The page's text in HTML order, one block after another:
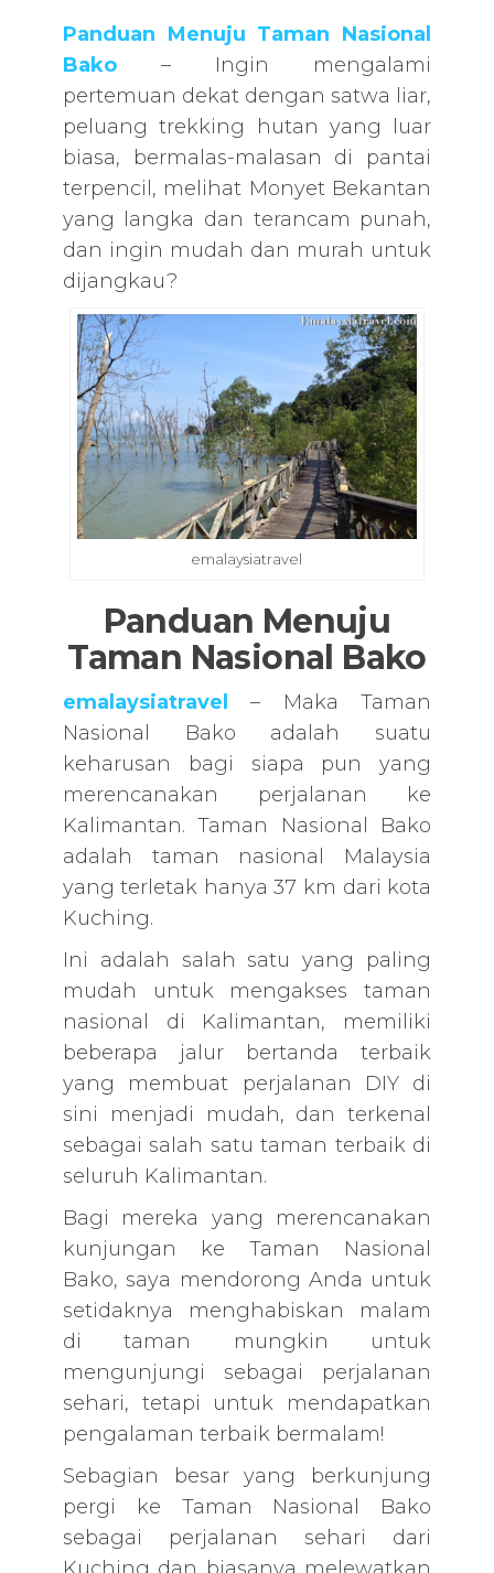
Panduan Menuju Taman Nasional
Bako– Ingin mengalami
pertemuan dekat dengan satwa liar,
peluang trekking hutan yang luar
biasa, bermalas-malasan di pantai
terpencil, melihat Monyet Bekantan
yang langka dan terancam punah,
dan ingin mudah dan murah untuk
dijangkau?
emalaysiatravel
Panduan Menuju
Taman Nasional Bako
emalaysiatravel
– Maka Taman
Nasional Bako adalah suatu
keharusan bagi siapa pun yang
merencanakan perjalanan ke
Kalimantan. Taman Nasional Bako
adalah taman nasional Malaysia
yang terletak hanya 37 km dari kota
Kuching.
Ini adalah salah satu yang paling
mudah untuk mengakses taman
nasional di Kalimantan, memiliki
beberapa jalur bertanda terbaik
yang membuat perjalanan DIY di
sini menjadi mudah, dan terkenal
sebagai salah satu taman terbaik di
seluruh Kalimantan.
Bagi mereka yang merencanakan
kunjungan ke Taman Nasional
Bako, saya mendorong Anda untuk
setidaknya menghabiskan malam
di taman mungkin untuk
mengunjungi sebagai perjalanan
sehari, tetapi untuk mendapatkan
pengalaman terbaik bermalam!
Sebagian besar yang berkunjung
pergi ke Taman Nasional Bako
sebagai perjalanan sehari dari